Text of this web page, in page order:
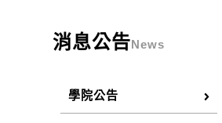
消息公告News
學院公告